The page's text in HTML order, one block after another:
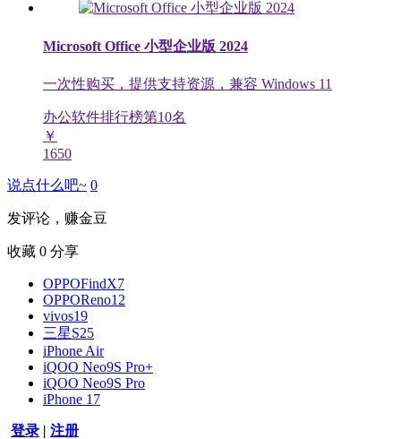
Microsoft Office 小型企业版 2024
一次性购买，提供支持资源，兼容 Windows 11
办公软件排行榜第10名
￥
1650
说点什么吧~ 0
发评论，赚金豆
收藏 0 分享
OPPOFindX7
OPPOReno12
vivos19
三星S25
iPhone Air
iQOO Neo9S Pro+
iQOO Neo9S Pro
iPhone 17
登录 | 注册